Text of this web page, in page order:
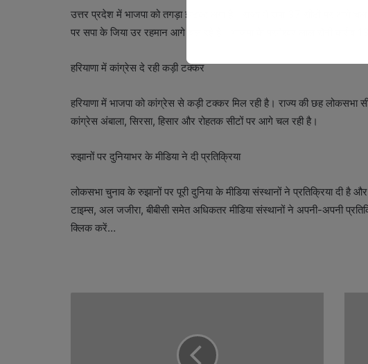
उत्तर प्रदेश में भाजपा को तगड़ा झटका लगा है। राज्य में सपा 37 सीटों पर आगे
पर सपा के जिया उर रहमान आगे चल रहे हैं। भाजपा के परमेश्वर लाल सैनी करीब 13
हरियाणा में कांग्रेस दे रही कड़ी टक्कर
हरियाणा में भाजपा को कांग्रेस से कड़ी टक्कर मिल रही है। राज्य की छह लोकसभा
कांग्रेस अंबाला, सिरसा, हिसार और रोहतक सीटों पर आगे चल रही है।
रुझानों पर दुनियाभर के मीडिया ने दी प्रतिक्रिया
लोकसभा चुनाव के रुझानों पर पूरी दुनिया के मीडिया संस्थानों ने प्रतिक्रिया दी है
टाइम्स, अल जजीरा, बीबीसी समेत अधिकतर मीडिया संस्थानों ने अपनी-अपनी
क्लिक करें…